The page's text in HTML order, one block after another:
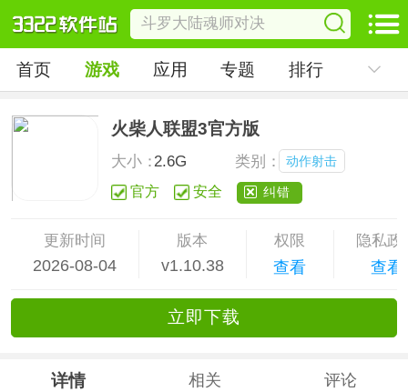
首页 游戏 应用 专题 排行
火柴人联盟3官方版
大小：2.6G 类别： 动作射击
官方 安全 纠错
更新时间
2026-08-04
版本
v1.10.38
权限
查看
隐私政
查看
立即下载
详情 相关 评论